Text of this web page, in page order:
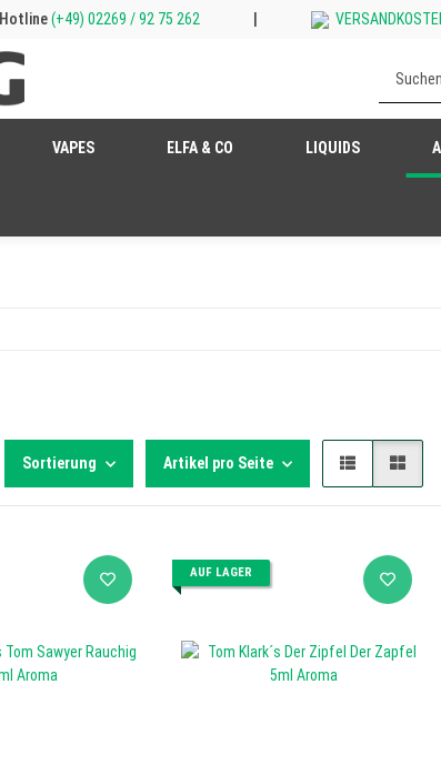
Hotline(+49) 02269 / 92 75 262
VAPES ELFA & CO LIQUIDS
Sortierung Artikel pro Seite
AUF LAGER